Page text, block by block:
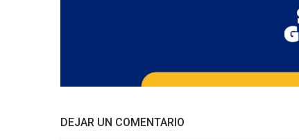
DEJAR UN COMENTARIO